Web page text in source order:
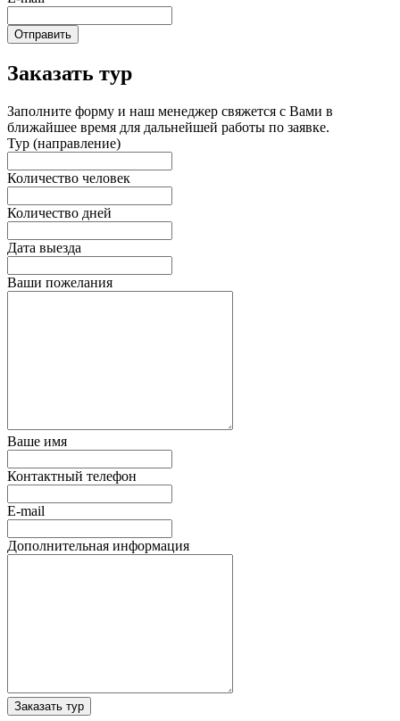
Отправить
Заказать тур
Заполните форму и наш менеджер свяжется с Вами в
ближайшее время для дальнейшей работы по заявке.
Тур (направление)
Количество человек
Количество дней
Дата выезда
Ваши пожелания
Ваше имя
Контактный телефон
E-mail
Дополнительная информация
Заказать тур